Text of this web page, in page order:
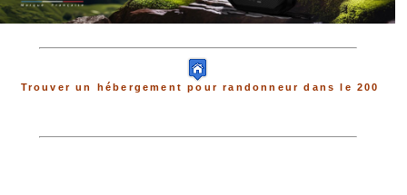
Trouver un hébergement pour randonneur dans le 200